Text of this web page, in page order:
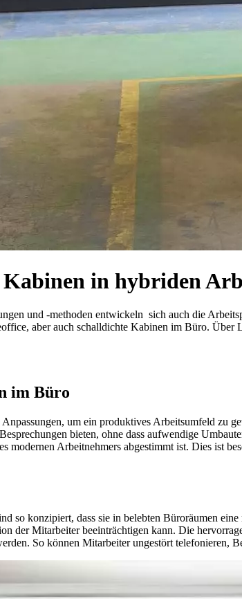
in hybriden
und -methoden entwickeln sich auch die
aber auch schalldichte Kabinen im Büro.
im Büro
um ein produktives Arbeitsumfeld zu
bieten, ohne dass aufwendige
modernen Arbeitnehmers abgestimmt ist. Dies ist
so konzipiert, dass sie in belebten Büroräumen
der Mitarbeiter beeinträchtigen kann. Die
So können Mitarbeiter ungestört telefonieren,